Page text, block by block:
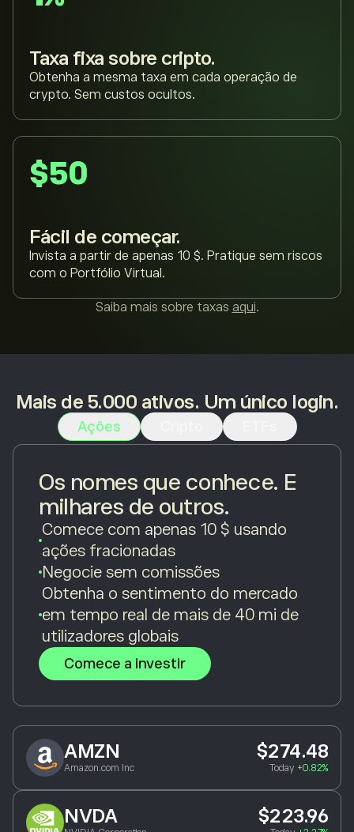
Taxa fixa sobre cripto.
Obtenha a mesma taxa em cada operação de
crypto. Sem custos ocultos.
$50
Fácil de começar.
Invista a partir de apenas 10 $. Pratique sem riscos
com o Portfólio Virtual.
Saiba mais sobre taxas aqui.
Mais de 5.000 ativos. Um único login.
Ações
Os nomes que conhece. E
milhares de outros.
Comece com apenas 10 $ usando
ações fracionadas
Negocie sem comissões
Obtenha o sentimento do mercado
em tempo real de mais de 40 mi de
utilizadores globais
Comece a investir
AMZN
Amazon.com Inc
$274.48
Today +0.82%
NVDA $223.96